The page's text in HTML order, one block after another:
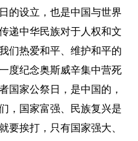
的设立，也是中国与世界
递中华民族对于人权和文
们热爱和平、维护和平的
度纪念奥斯威辛集中营死
国家公祭日，是中国的，
，国家富强、民族复兴是
要挨打，只有国家强大、